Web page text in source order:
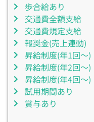
歩合給あり
交通費全額支給
交通費規定支給
報奨金(売上連動)
昇給制度(年1回～)
昇給制度(年2回～)
昇給制度(年4回～)
試用期間あり
賞与あり